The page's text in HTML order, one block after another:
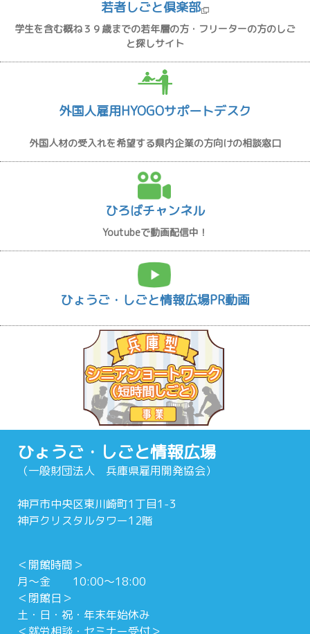
若者しごと倶楽部
学生を含む概ね３９歳までの若年層の方・フリーターの方のしご
と探しサイト
外国人雇用HYOGOサポートデスク
外国人材の受入れを希望する県内企業の方向けの相談窓口
ひろばチャンネル
Youtubeで動画配信中！
ひょうご・しごと情報広場PR動画
ひょうご・しごと情報広場
（一般財団法人 兵庫県雇用開発協会）
神戸市中央区東川崎町1丁目1-3
神戸クリスタルタワー12階
＜開館時間＞
月～金 10:00～18:00
＜閉館日＞
土・日・祝・年末年始休み